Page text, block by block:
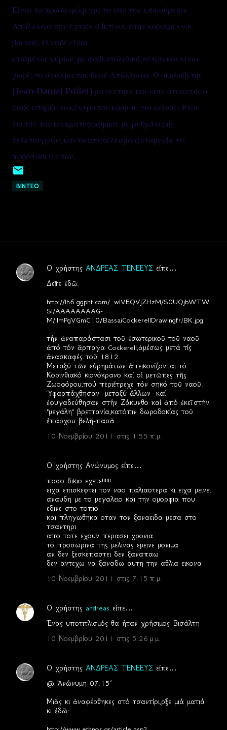
Είναι το πρώτο φιλμ για το ναό του επικούρειου
Απόλλωνα που έχτισε ο Ικτίνος στην κορυφή ενός
βουνού. Ο ναός είναι
κτισμένος κυρίως με ασβεστολιθική πέτρα και είναι
χωρίς το άγαλμα του θεού Απόλλωνα. Ο σκηνοθέτης
(Jean-Daniel Pollet) μαγεύτηκε και είπε ότι αυτός ο
ναός υπήρξε το κέντρο του κόσμου για κείνον. Έτσι
λοιπόν τον κινηματογράφησε με ρυθμό ιερής
τελετουργίας και το αποτέλεσμα αντάμειψε τις
προσπάθειες του.
ΒΙΝΤΕΟ
Σ
Ο χρήστης ΑΝΔΡΕΑΣ ΤΕΝΕΕΥΣ είπε…
Δεῖτε ἐδῶ:
http://lh6.ggpht.com/_wIVEQVjZHzM/S0UQjbWTW
SI/AAAAAAAAG-
M/llmPgVGmC10/BassaiCockerellDrawingfrJBK.jpg
τήν ἀναπαράστασι τοῦ ἐσωτερικοῦ τοῦ ναοῦ
ἀπό τόν ἅρπαγα Cockerell,ἀμέσως μετά τίς
ἀνασκαφές τοῦ 1812.
Μεταξύ τῶν εὑρημάτων ἀπεικονίζονται τό
Κορινθιακό κιονόκρανο καί οἱ μετῶπες τῆς
Ζωοφόρου,πού περιέτρεχε τόν σηκό τοῦ ναοῦ.
Ὑφαρπάχθησαν -μεταξύ ἄλλων- καί
ἐφυγαδεύθησαν στήν Ζάκυνθο καί ἀπό ἐκεῖ στήν
"μεγάλη" βρεττανία,κατόπιν δωροδοκίας τοῦ
ἐπάρχου βελῆ-πασᾶ.
10 Νοεμβρίου 2011 στις 1:55 π.μ.
Ο χρήστης Ανώνυμος είπε…
ποσο δικιο εχετε!!!!!!
ειχα επισκεφτει τον ναο παλιαοτερα κι ειχα μεινει
αναυδη με το μεγαλειο και την ομορφια που
εδινε στο τοπιο
και πληγωθηκα οταν τον ξαναειδα μεσα στο
τσαντηρι
απο τοτε εχουν περασει χρονια
το προσωρινα της μελινας εμεινε μονιμα
αν δεν ξεσκεπαστει δεν ξαναπαω
δεν αντεχω να ξαναδω αυτη την αθλια εικονα
10 Νοεμβρίου 2011 στις 7:15 π.μ.
Ο χρήστης andreas είπε…
Ένας υποτιτλισμός θα ήταν χρήσιμος Βισάλτη
10 Νοεμβρίου 2011 στις 5:26 μ.μ.
Ο χρήστης ΑΝΔΡΕΑΣ ΤΕΝΕΕΥΣ είπε…
@ Ἀνώνυμη 07.15΄
Μιᾶς κι ἀναφέρθηκες στό τσαντίρι,ρῖξε μιά ματιά
κι ἐδῶ: